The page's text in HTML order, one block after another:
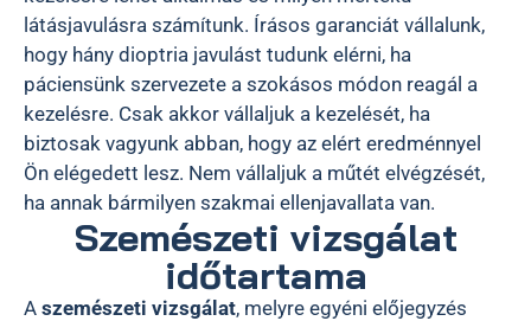
látásjavulásra számítunk. Írásos garanciát vállalunk,
hogy hány dioptria javulást tudunk elérni, ha
páciensünk szervezete a szokásos módon reagál a
kezelésre. Csak akkor vállaljuk a kezelését, ha
biztosak vagyunk abban, hogy az elért eredménnyel
Ön elégedett lesz. Nem vállaljuk a műtét elvégzését,
ha annak bármilyen szakmai ellenjavallata van.
Szemészeti vizsgálat
időtartama
A szemészeti vizsgálat, melyre egyéni előjegyzés